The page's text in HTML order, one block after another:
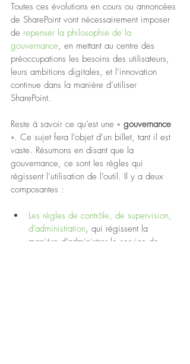
Toutes ces évolutions en cours ou annoncées
de SharePoint vont nécessairement imposer
de repenser la philosophie de la
gouvernance, en mettant au centre des
préoccupations les besoins des utilisateurs,
leurs ambitions digitales, et l’innovation
continue dans la manière d’utiliser
SharePoint.
Reste à savoir ce qu’est une « gouvernance
». Ce sujet fera l’objet d’un billet, tant il est
vaste. Résumons en disant que la
gouvernance, ce sont les règles qui
régissent l’utilisation de l’outil. Il y a deux
composantes :
Les règles de contrôle, de supervision,
d’administration, qui régissent la
manière d’administrer le service de